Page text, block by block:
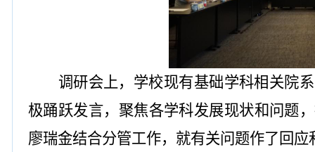
调研会上，学校现有基础学科相关院
极踊跃发言，聚焦各学科发展现状和问题
廖瑞金结合分管工作，就有关问题作了回应